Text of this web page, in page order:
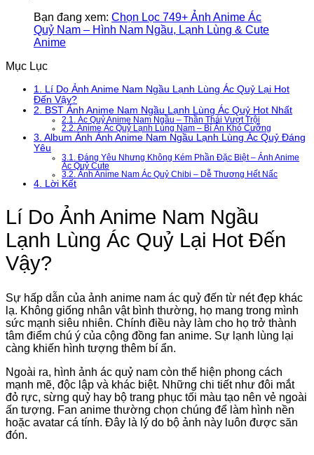
Bạn đang xem: Chọn Lọc 749+ Ảnh Anime Ác
Quỷ Nam – Hình Nam Ngầu, Lạnh Lùng & Cute
Anime
Mục Lục
1.
Lí Do Ảnh Anime Nam Ngầu Lạnh Lùng Ác Quỷ Lại Hot
Đến Vậy?
2.
BST Ảnh Anime Nam Ngầu Lạnh Lùng Ác Quỷ Hot Nhất
2.1.
Ác Quỷ Anime Nam Ngầu – Thần Thái Vượt Trội
2.2. Anime Ác Quỷ Lạnh Lùng Nam – Bí Ẩn Khó Cưỡng
3. Album Ảnh Ảnh Anime Nam Ngầu Lạnh Lùng Ác Quỷ Đáng
Yêu
3.1.
Đáng Yêu Nhưng Không Kém Phần Đặc Biệt – Ảnh Anime
Ác Quỷ Cute
3.2. Ảnh Anime Nam Ác Quỷ Chibi – Dễ Thương Hết Nấc
4. Lời Kết
Lí Do Ảnh Anime Nam Ngầu
Lạnh Lùng Ác Quỷ Lại Hot Đến
Vậy?
Sự hấp dẫn của ảnh anime nam ác quỷ đến từ nét đẹp khác
lạ. Không giống nhân vật bình thường, họ mang trong mình
sức mạnh siêu nhiên. Chính điều này làm cho họ trở thành
tâm điểm chú ý của cộng đồng fan anime. Sự lạnh lùng lại
càng khiến hình tượng thêm bí ẩn.
Ngoài ra, hình ảnh ác quỷ nam còn thể hiện phong cách
mạnh mẽ, độc lập và khác biệt. Những chi tiết như đôi mắt
đỏ rực, sừng quỷ hay bộ trang phục tối màu tạo nên vẻ ngoài
ấn tượng. Fan anime thường chọn chúng để làm hình nền
hoặc avatar cá tính. Đây là lý do bộ ảnh này luôn được săn
đón.